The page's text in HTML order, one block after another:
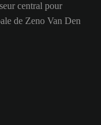
central pour
de Zeno Van Den